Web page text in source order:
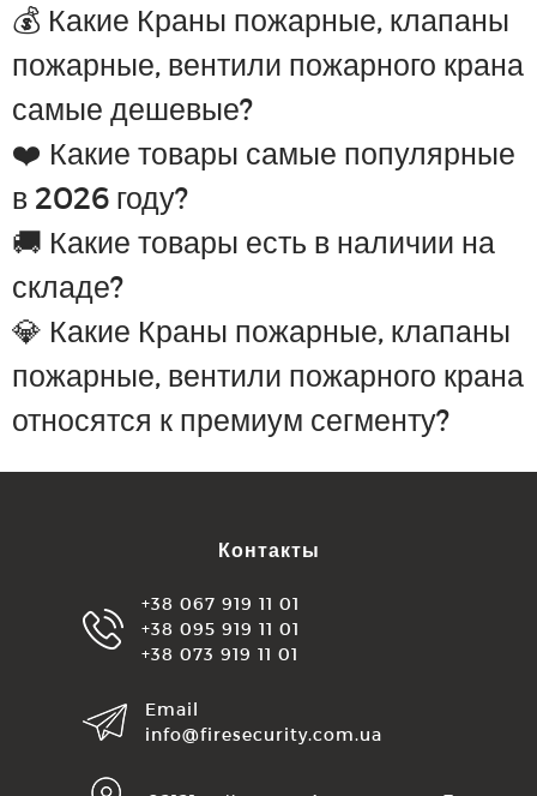
💰 Какие Краны пожарные, клапаны
пожарные, вентили пожарного крана
самые дешевые?
❤️ Какие товары самые популярные
в 2026 году?
🚚 Какие товары есть в наличии на
складе?
💎 Какие Краны пожарные, клапаны
пожарные, вентили пожарного крана
относятся к премиум сегменту?
Контакты
+38 067 919 11 01
+38 095 919 11 01
+38 073 919 11 01
Email
info@firesecurity.com.ua